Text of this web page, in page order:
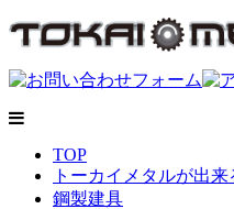
TOP
トーカイメタルが出来
鋼製建具